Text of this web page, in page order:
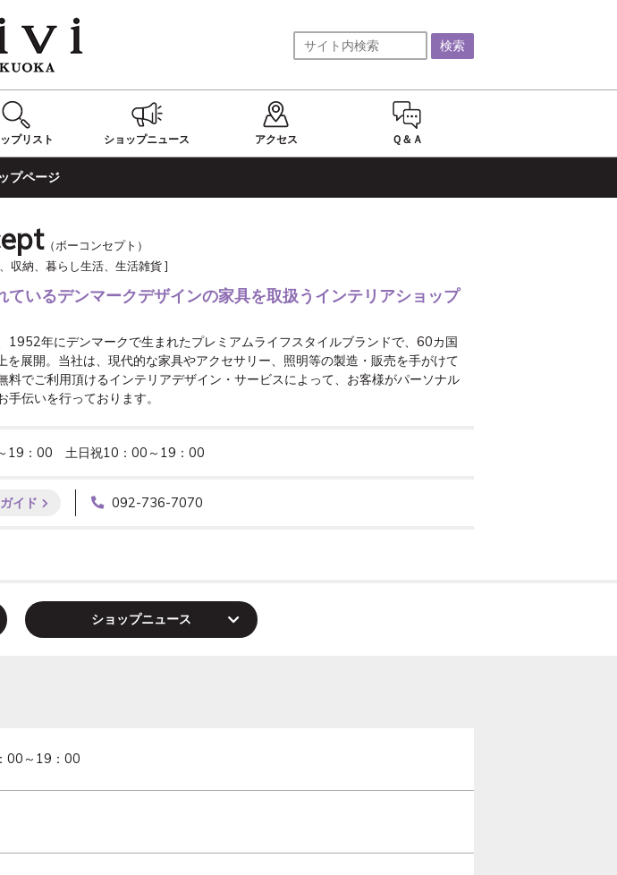
プリスト ショップニュース アクセス Ｑ＆Ａ
プページ
（ボーコンセプト）
収納、暮らし生活、生活雑貨 ]
ているデンマークデザインの家具を取扱うインテリアショップ
1952年にデンマークで生まれたプレミアムライフスタイルブランドで、60カ国
を展開。当社は、現代的な家具やアクセサリー、照明等の製造・販売を手がけて
料でご利用頂けるインテリアデザイン・サービスによって、お客様がパーソナル
手伝いを行っております。
19：00　土日祝10：00～19：00
イド 092-736-7070
ショップニュース
00～19：00